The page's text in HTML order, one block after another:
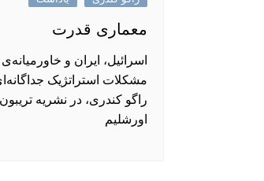
معماری قدرت
اسرائیل، ایران و
مشکلات استراتژیک
راگو کندری، در نشریه
اورشلیم